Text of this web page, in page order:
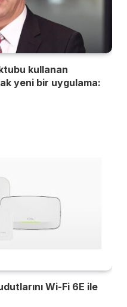
kullanan
yeni bir uygulama:
Wi-Fi 6E ile